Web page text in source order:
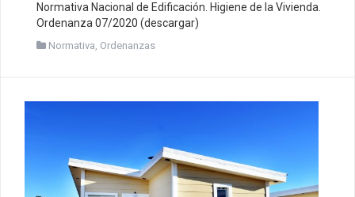
Normativa Nacional de Edificación. Higiene de la Vivienda.
Ordenanza 07/2020 (descargar)
Normativa, Ordenanzas